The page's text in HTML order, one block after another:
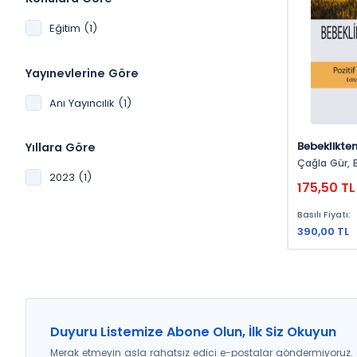
Eğitim (1)
Yayınevlerine Göre
Anı Yayıncılık (1)
Yıllara Göre
2023 (1)
Pozitif
Çağla Gür, Banu Uslu, Halil
Bağlama Yücesoy,
Hediye Sucuoğlu,
Merve Aytaç, Süreyya Geylan
175,50 TL
Basılı Fiyatı:
390,00 TL
Duyuru Listemize Abone Olun, İlk Siz Okuyun
Merak etmeyin asla rahatsız edici e-postalar göndermiyoruz.